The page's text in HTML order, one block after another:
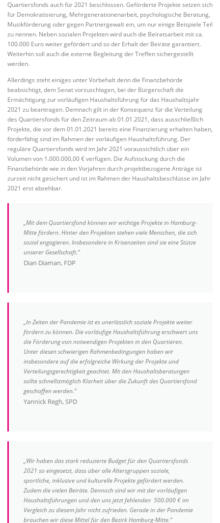
Quartiersfonds auch für 2021 beschlossen. Geförderte Projekte setzen sich
für Demokratisierung, Mehrgenerationenarbeit, psychologische Beratung,
Musikförderung oder gegen Partnergewalt ein, um nur einige Beispiele Teil
zu nennen. Neben sozialen Projekten wird auch die Beiratsarbeit mit ca.
100.000 Euro weiter gefördert und so der Erhalt der Beiräte garantiert.
Weiterhin soll auch die externe Begleitung der Treffen sichergestellt
werden.
Allerdings steht einiges unter Vorbehalt denn die Finanzbehörde
beabsichtigt, dem Senat vorzuschlagen, bei der Bürgerschaft die
Ermächtigung zur vorläufigen Haushaltsführung für das Haushaltsjahr
2021 zu beantragen. Demnach gilt in der Konsequenz für die Verteilung
des Quartiersfonds für den Zeitraum ab 01.01.2021, dass ausschließlich
Projekte, die vor dem 01.01.2021 bereits eine Finanzierung erhalten haben,
förderfähig sind im Rahmen der vorläufigen Haushaltsführung. Der
reguläre Quartiersfonds wird im Jahr 2021 voraussichtlich über ein
Volumen von 1.000.000,00 € verfügen. Die Aufstockung durch die
Finanzbehörde wie in den Vorjahren durch projektbezogene Anträge ist
zurzeit nicht gesichert und ist im Rahmen der Haushaltsbeschlüsse im Jahr
2021 erst absehbar.
„Mit dem Quartiersfond können wir wichtige Projekte in Hamburg-
Mitte fördern. Hinter den Projekten stehen viele Menschen, die sich
sozial engagieren. Insbesondere in Krisenzeiten sind sie eine Stütze
unserer Gesellschaft.“
Dian Diaman, FDP
„In Zeiten der Pandemie ist es unerlässlich soziale Projekte weiter
fördern zu können. Die vorläufige Haushaltsführung erschwert uns
die Förderung von notwendigen Projekten in den Quartieren.
Unter diesen schwierigen Rahmenbedingungen haben wir
insbesondere auf die erfolgreiche Wirkung der Projekte und
Verteilungsgerechtigkeit geachtet. Mit den Haushaltsberatungen
sollte schnellstmöglich Klarheit über die Zukunft des Quartiersfond
geschaffen werden.“
Yannick Regh, SPD
„Wir haben das stark reduzierte Budget für den Quartiersfonds
2021 so eingesetzt, dass über alle Altersgruppen soziale,
sportliche, inklusive und kulturelle Projekte gefördert werden.
Zudem die vielen Beiräte. Dennoch sind wir mit der vorläufigen
Haushaltsführungen und den uns jetzt fehlenden 500.000 € im
Vergleich zu diesem Jahr nicht zufrieden. Gerade in der Pandemie
brauchen wir diese Mittel für den Bezirk Hamburg-Mitte.“